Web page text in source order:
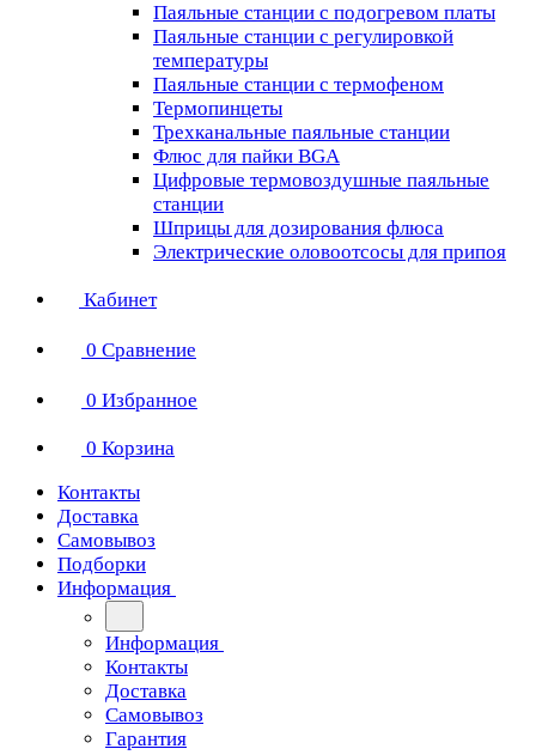
Паяльные станции с подогревом платы
Паяльные станции с регулировкой
температуры
Паяльные станции с термофеном
Термопинцеты
Трехканальные паяльные станции
Флюс для пайки BGA
Цифровые термовоздушные паяльные
станции
Шприцы для дозирования флюса
Электрические оловоотсосы для припоя
Кабинет
0 Сравнение
0 Избранное
0 Корзина
Контакты
Доставка
Самовывоз
Подборки
Информация
Информация
Контакты
Доставка
Самовывоз
Гарантия